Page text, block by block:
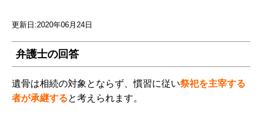
更新日:2020年06月24日
弁護士の回答
遺骨は相続の対象とならず、慣習に従い祭祀を主宰する
者が承継すると考えられます。